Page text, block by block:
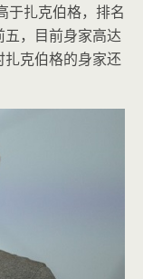
于扎克伯格，排名
五，目前身家高达
克伯格的身家还